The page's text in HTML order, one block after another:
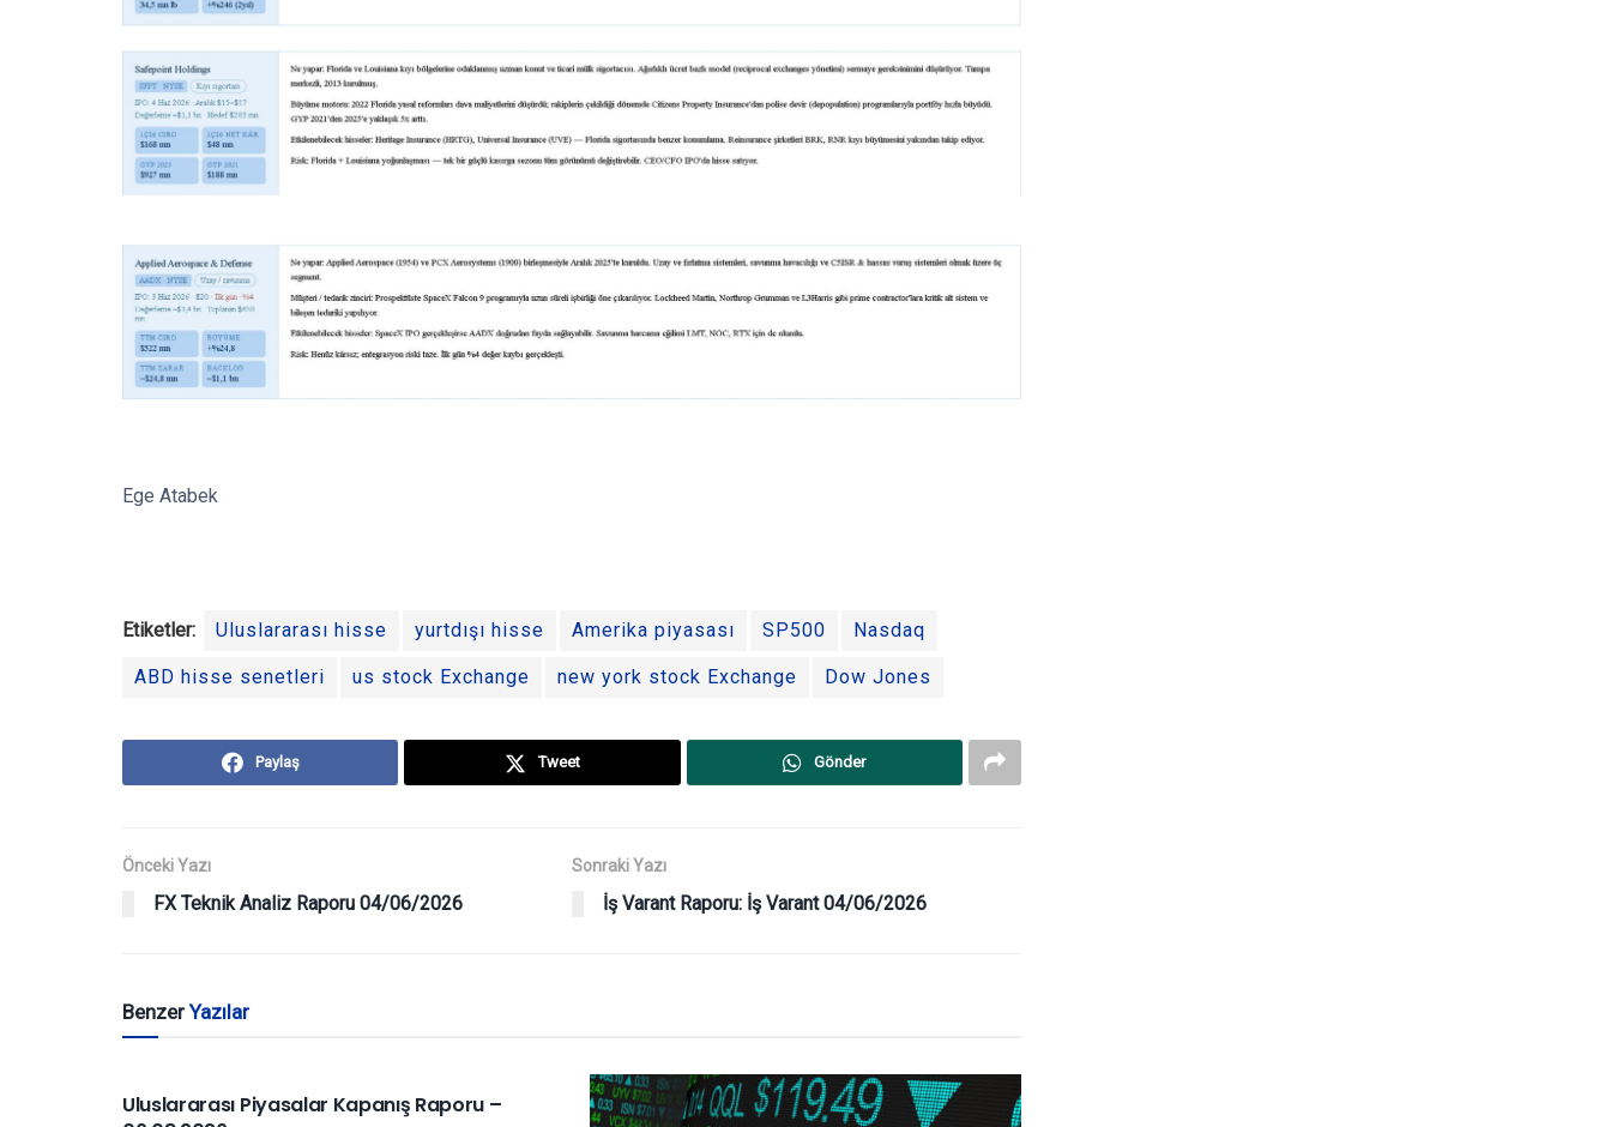
Ege Atabek
Etiketler: Uluslararası hisse yurtdışı hisse Amerika piyasası SP500 Nasdaq
ABD hisse senetleri us stock Exchange new york stock Exchange Dow Jones
Paylaş Tweet Gönder
Önceki Yazı
FX Teknik Analiz Raporu 04/06/2026
Sonraki Yazı
İş Varant Raporu: İş Varant 04/06/2026
BenzerYazılar
Uluslararası Piyasalar Kapanış Raporu –